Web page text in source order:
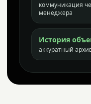
коммуникация
менеджера
История
аккуратный